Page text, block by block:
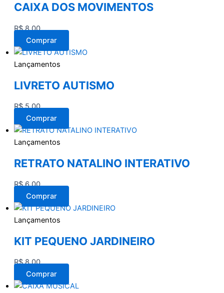
CAIXA DOS MOVIMENTOS
R$8,00
Comprar
Lançamentos
LIVRETO AUTISMO
R$5,00
Comprar
Lançamentos
RETRATO NATALINO INTERATIVO
R$6,00
Comprar
Lançamentos
KIT PEQUENO JARDINEIRO
R$8,00
Comprar